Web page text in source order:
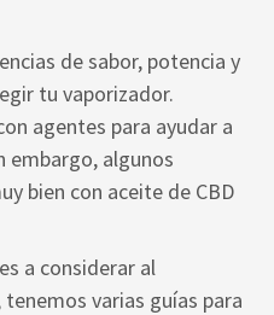
de sabor, potencia y
tu vaporizador.
agentes para ayudar a
embargo, algunos
bien con aceite de CBD
a considerar al
varias guías para